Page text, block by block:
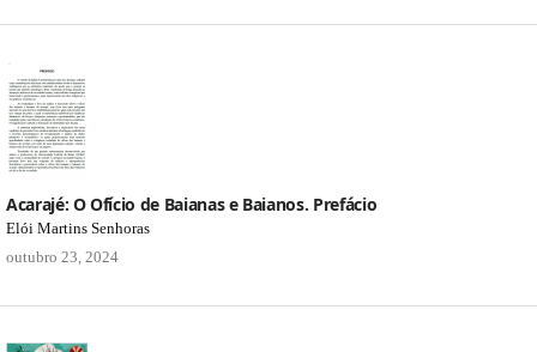
Acarajé: O Ofício de Baianas e Baianos. Prefácio
Elói Martins Senhoras
outubro 23, 2024